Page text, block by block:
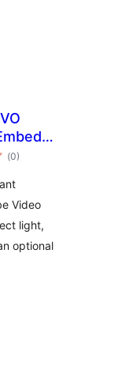
Videos
(Totalt
antal
0)
Video
light,
optional